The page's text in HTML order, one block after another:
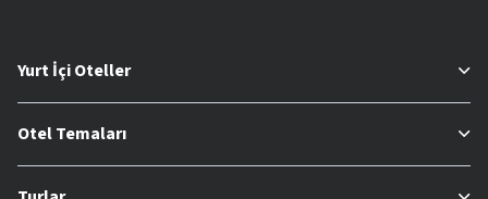
Yurt İçi Oteller
Otel Temaları